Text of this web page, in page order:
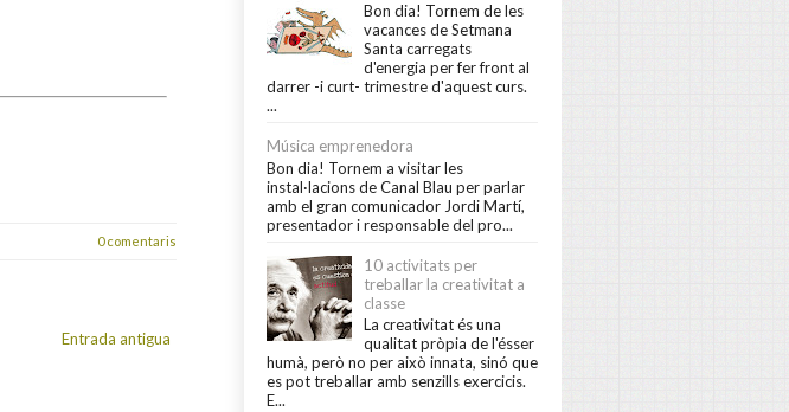
0 comentaris
Entrada antigua
Bon dia! Tornem de les
vacances de Setmana
Santa carregats
d'energia per fer front al
darrer -i curt- trimestre d'aquest curs.
...
Música emprenedora
Bon dia! Tornem a visitar les
instal·lacions de Canal Blau per parlar
amb el gran comunicador Jordi Martí,
presentador i responsable del pro...
10 activitats per
treballar la creativitat a
classe
La creativitat és una
qualitat pròpia de l'ésser
humà, però no per això innata, sinó que
es pot treballar amb senzills exercicis.
E...